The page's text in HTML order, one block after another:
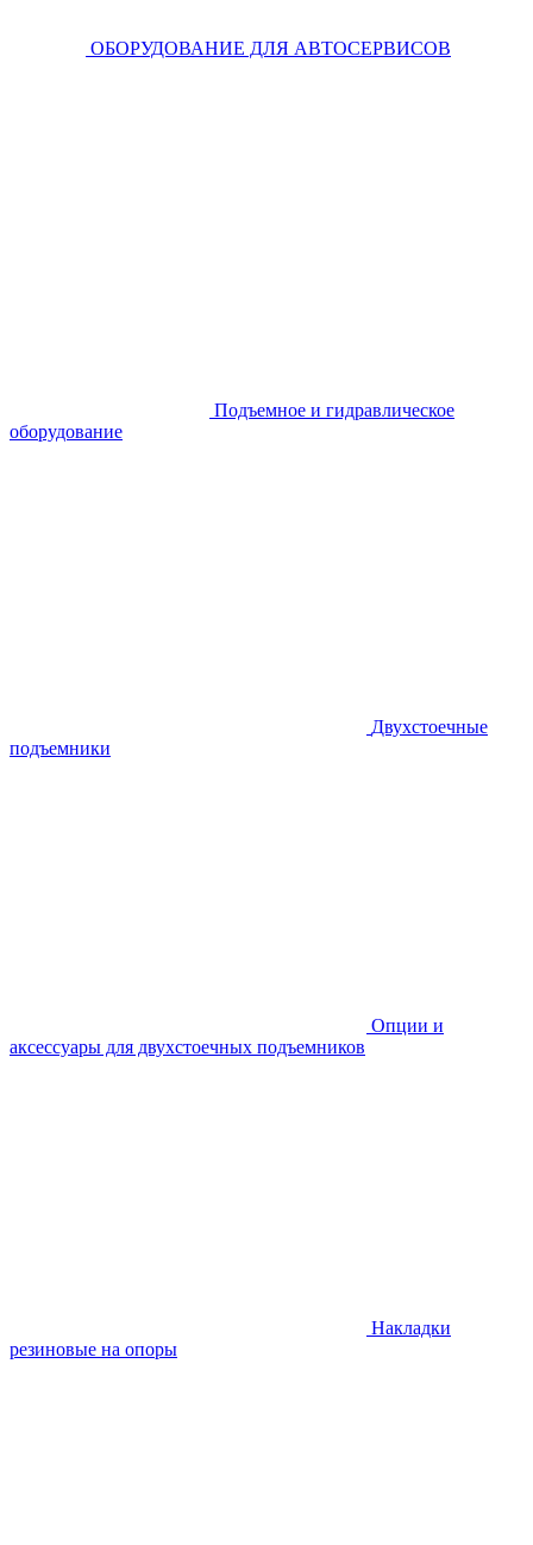
ОБОРУДОВАНИЕ ДЛЯ АВТОСЕРВИСОВ
Подъемное и гидравлическое
оборудование
Двухстоечные
подъемники
Опции и
аксессуары для двухстоечных подъемников
Накладки
резиновые на опоры